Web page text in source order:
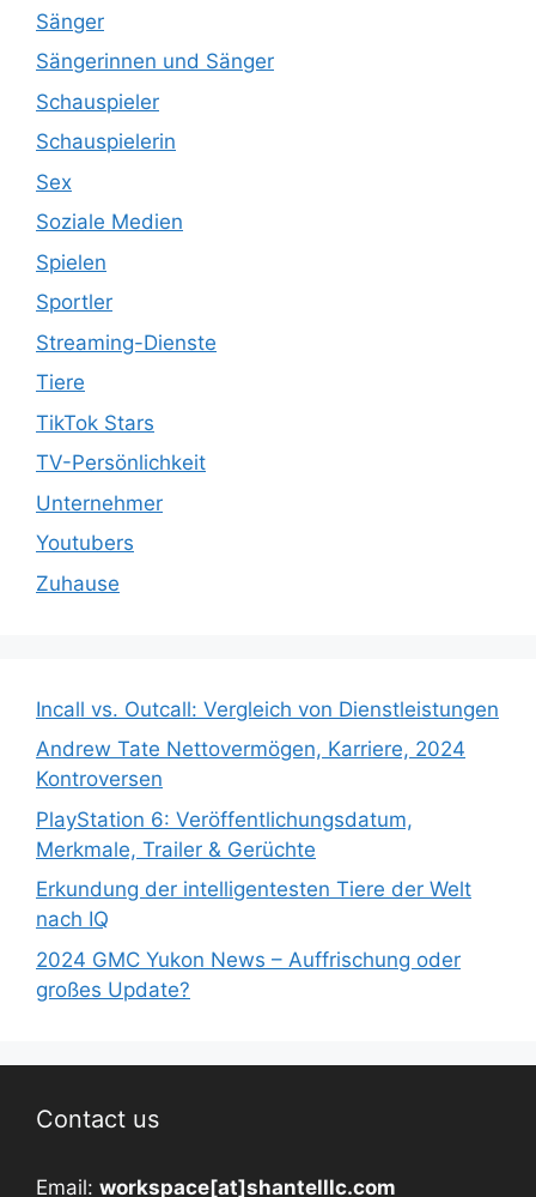
Sänger
Sängerinnen und Sänger
Schauspieler
Schauspielerin
Sex
Soziale Medien
Spielen
Sportler
Streaming-Dienste
Tiere
TikTok Stars
TV-Persönlichkeit
Unternehmer
Youtubers
Zuhause
Incall vs. Outcall: Vergleich von Dienstleistungen
Andrew Tate Nettovermögen, Karriere, 2024
Kontroversen
PlayStation 6: Veröffentlichungsdatum,
Merkmale, Trailer & Gerüchte
Erkundung der intelligentesten Tiere der Welt
nach IQ
2024 GMC Yukon News – Auffrischung oder
großes Update?
Contact us
Email: workspace[at]shantelllc.com